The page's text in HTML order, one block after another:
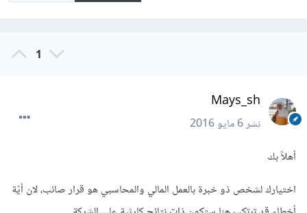
1
Mays_sh
نشر6 مايو 2016
أهلاً بك
اختيارك لشخص ذو خبرة بالعمل المالي والمحاسبي هو قرار صائب، لان أيّة